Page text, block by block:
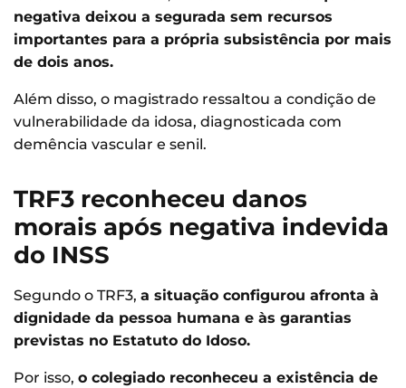
negativa deixou a segurada sem recursos
importantes para a própria subsistência por mais
de dois anos.
Além disso, o magistrado ressaltou a condição de
vulnerabilidade da idosa, diagnosticada com
demência vascular e senil.
TRF3 reconheceu danos
morais após negativa indevida
do INSS
Segundo o TRF3, a situação configurou afronta à
dignidade da pessoa humana e às garantias
previstas no Estatuto do Idoso.
Por isso, o colegiado reconheceu a existência de